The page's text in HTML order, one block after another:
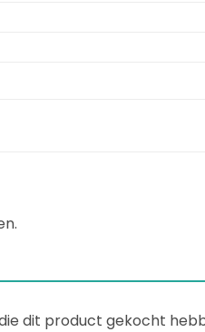
dit product gekocht